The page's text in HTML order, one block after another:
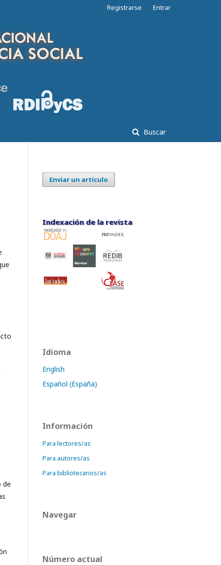
Buscar
Registrarse Entrar
de
Enviar un artículo
Indexación de la revista
Indexación de la revista
Idioma
English
Español (España)
Información
Para lectores/as
Para autores/as
Para bibliotecarios/as
Navegar
Número actual